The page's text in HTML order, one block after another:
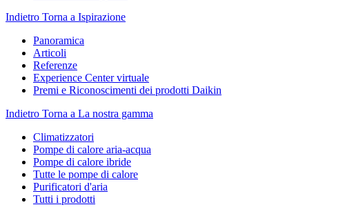
Indietro Torna a Ispirazione
Panoramica
Articoli
Referenze
Experience Center virtuale
Premi e Riconoscimenti dei prodotti Daikin
Indietro Torna a La nostra gamma
Climatizzatori
Pompe di calore aria-acqua
Pompe di calore ibride
Tutte le pompe di calore
Purificatori d'aria
Tutti i prodotti